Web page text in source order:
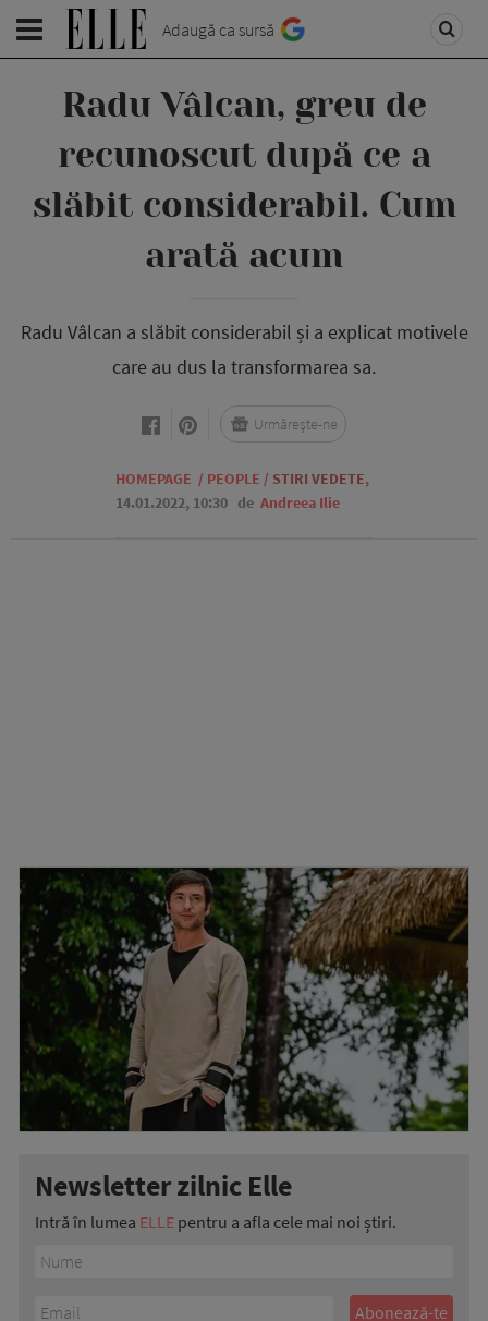
Adaugă ca sursă
Radu Vâlcan, greu de
recunoscut după ce a
slăbit considerabil. Cum
arată acum
Radu Vâlcan a slăbit considerabil și a explicat motivele
care au dus la transformarea sa.
HOMEPAGE / PEOPLE / STIRI VEDETE,
14.01.2022, 10:30 de Andreea Ilie
Urmărește-ne
Newsletter zilnic Elle
Intră în lumea ELLE pentru a afla cele mai noi știri.